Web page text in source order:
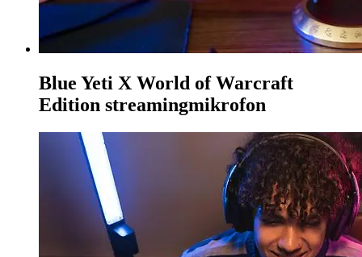
Blue Yeti X World of Warcraft
Edition streamingmikrofon